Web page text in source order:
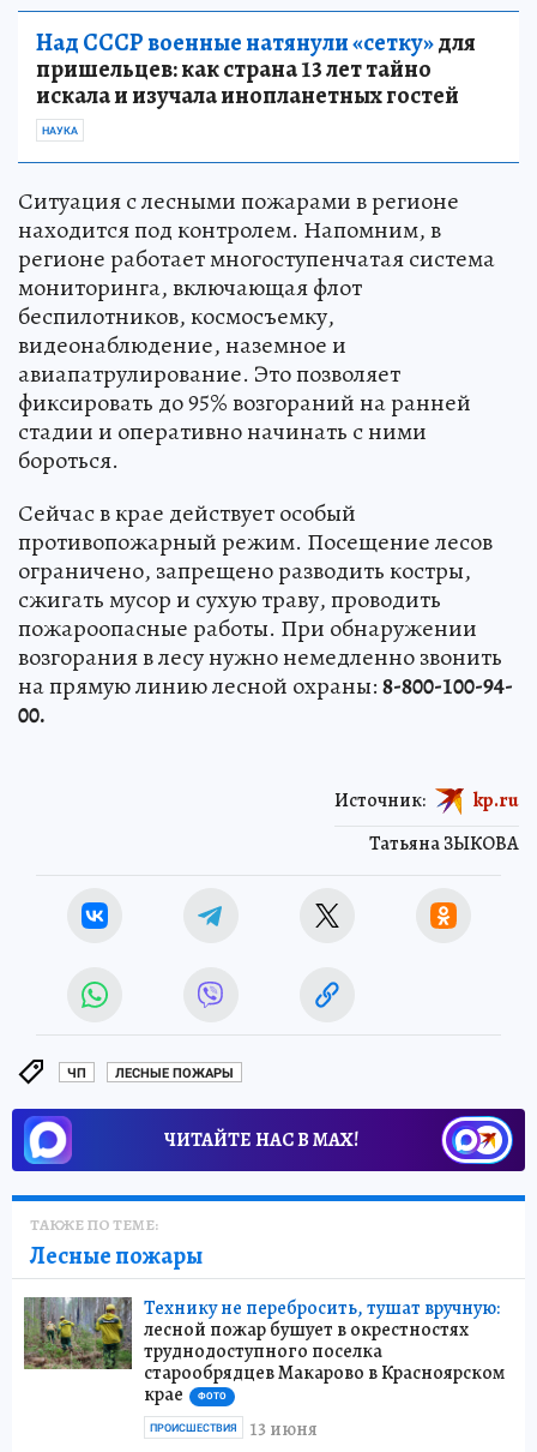
Над СССР военные натянули «сетку»для
пришельцев: как страна 13 лет тайно
искала и изучала инопланетных гостей
НАУКА
Ситуация с лесными пожарами в регионе
находится под контролем. Напомним, в
регионе работает многоступенчатая система
мониторинга, включающая флот
беспилотников, космосъемку,
видеонаблюдение, наземное и
авиапатрулирование. Это позволяет
фиксировать до 95% возгораний на ранней
стадии и оперативно начинать с ними
бороться.
Сейчас в крае действует особый
противопожарный режим. Посещение лесов
ограничено, запрещено разводить костры,
сжигать мусор и сухую траву, проводить
пожароопасные работы. При обнаружении
возгорания в лесу нужно немедленно звонить
на прямую линию лесной охраны:8-800-100-94-
00.
Татьяна ЗЫКОВА
Источник: kp.ru
ЧП ЛЕСНЫЕ ПОЖАРЫ
ЧИТАЙТЕ НАС В МАХ!
ТАКЖЕ ПО ТЕМЕ:
Лесные пожары
Технику не перебросить, тушат вручную:
лесной пожар бушует в окрестностях
труднодоступного поселка
старообрядцев Макарово в Красноярском
крае
ФОТО
13 июня
ПРОИСШЕСТВИЯ